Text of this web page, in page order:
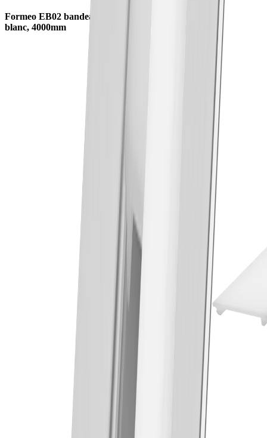
Formeo EB02 bandeau lumineux
blanc, 4000mm